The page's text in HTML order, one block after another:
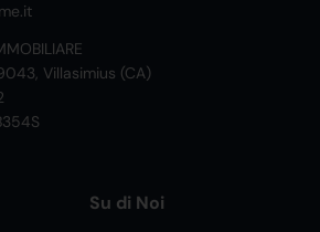
Villasimius (CA)
Su di Noi